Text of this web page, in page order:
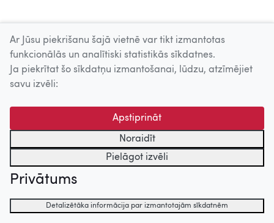
Ar Jūsu piekrišanu šajā vietnē var tikt izmantotas
funkcionālās un analītiski statistikās sīkdatnes.
Ja piekrītat šo sīkdatņu izmantošanai, lūdzu, atzīmējiet
savu izvēli:
Apstiprināt
Noraidīt
Pielāgot izvēli
Privātums
Detalizētāka informācija par izmantotajām sīkdatnēm